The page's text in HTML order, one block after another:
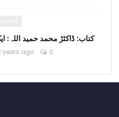
کتاب: ڈاکٹڑ محمد حمید اللہ:
years ago 0